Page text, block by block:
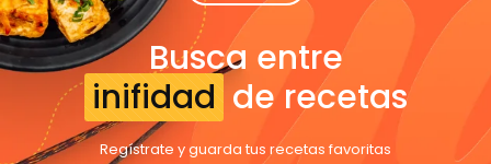
Busca entre
inifidad de recetas
Regístrate y guarda tus recetas favoritas